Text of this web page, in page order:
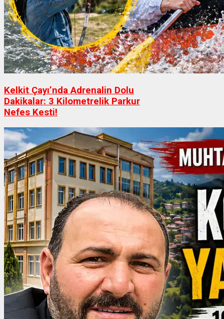
Kelkit Çayı’nda Adrenalin Dolu
Dakikalar: 3 Kilometrelik Parkur
Nefes Kesti!